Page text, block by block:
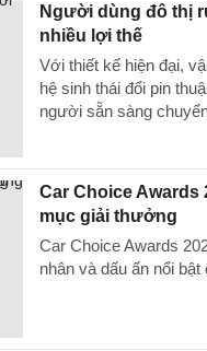
Người dùng đô thị
nhiều lợi thế
Với thiết kế hiện đại,
hệ sinh thái đổi pin
người sẵn sàng
Car Choice
mục giải thưởng
Car Choice Awards
nhân và dấu ấn nổi